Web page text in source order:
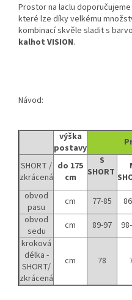
Prostor na laclu
které lze díky velkému
kombinací skvěle sladit s
kalhot VISION.
Návod:
výška
postavy
SHORT /
zkrácená
do 175
cm
S
SHORT
obvod
pasu
cm 77-85
obvod
sedu
cm 89-97
kroková
délka -
SHORT/
zkrácená
cm 78